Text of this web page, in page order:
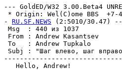
--- GoldED/W32 3.00.Beta4
* Origin: Wel(C)ome BBS  +7-
- RU.SF.NEWS (2:5010/
Msg  : 440 из
From : Andrew Kasantsev
To   : Andrew Tupkalo
Subj : "Шаг
   Hello, Andrew!